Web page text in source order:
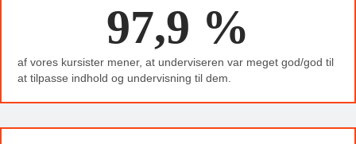
97,9 %
af vores kursister mener, at underviseren var meget god/god til
at tilpasse indhold og undervisning til dem.